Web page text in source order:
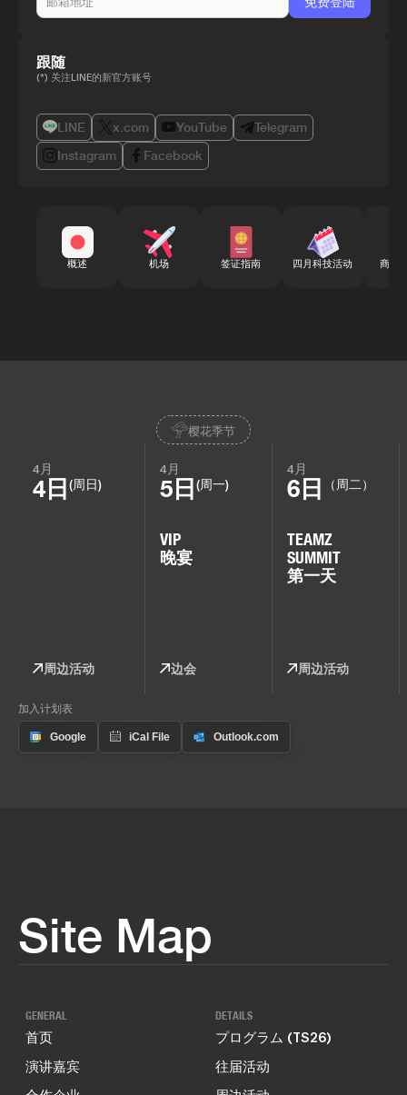
跟随
(*) 关注LINE的新官方账号
LINE x.com YouTube
Telegram
Instagram
Facebook
概述 机场 签证指南 四月科技活动 商务
樱花季节
4月
4日 (周日)
周边活动
4月
5日 (周一)
VIP
晚宴
边会
4月
6日 （周二）
TEAMZ
SUMMIT
第一天
周边活动
加入计划表
Site Map
GENERAL
首页
演讲嘉宾
DETAILS
プログラム (TS26)
往届活动